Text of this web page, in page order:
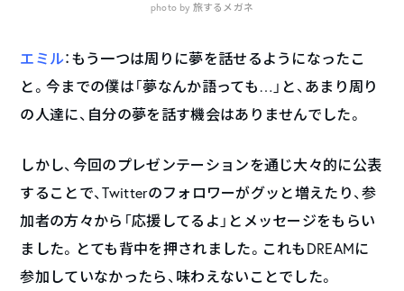
photo by 旅するメガネ
エミル：もう一つは周りに夢を話せるようになったこ
と。今までの僕は「夢なんか語っても…」と、あまり周り
の人達に、自分の夢を話す機会はありませんでした。
しかし、今回のプレゼンテーションを通じ大々的に公表
することで、Twitterのフォロワーがグッと増えたり、参
加者の方々から「応援してるよ」とメッセージをもらい
ました。とても背中を押されました。これもDREAMに
参加していなかったら、味わえないことでした。